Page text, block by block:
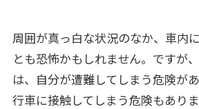
周囲が真っ白な状況のなか、車内
とも恐怖かもしれません。ですが
は、自分が遭難してしまう危険が
行車に接触してしまう危険もありま